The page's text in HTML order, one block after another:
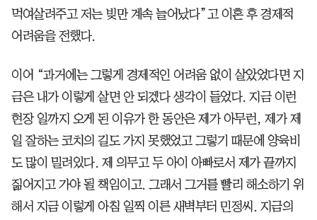
먹여살려주고 저는 빚만 계속 늘어났다”고 이혼 후 경제적
어려움을 전했다.
이어 “과거에는 그렇게 경제적인 어려움 없이 살았었다면 지
금은 내가 이렇게 살면 안 되겠다 생각이 들었다. 지금 이런
현장 일까지 오게 된 이유가 한 동안은 제가 아무런, 제가 제
일 잘하는 코치의 길도 가지 못했었고 그렇기 때문에 양육비
도 많이 밀려있다. 제 의무고 두 아이 아빠로서 제가 끝까지
짊어지고 가야 될 책임이고. 그래서 그거를 빨리 해소하기 위
해서 지금 이렇게 아침 일찍 이른 새벽부터 민정씨. 지금의